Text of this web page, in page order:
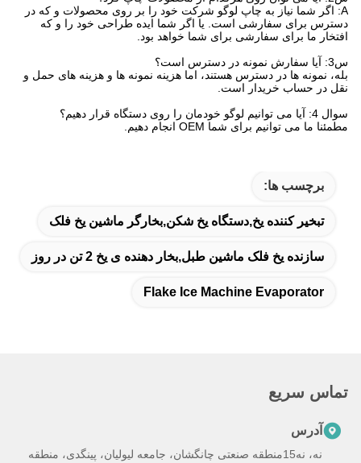
A: اگر شما نیاز به چاپ لوگو شرکت خود را بر روی محصولات و که در
دسترس برای سفارشی است. یا اگر شما ایده طراحی خود را و که
افتخار ما برای سفارشی برای شما خواهد بود.
س3: آیا سفارش نمونه در دسترس است؟
بله، نمونه ها در دسترس هستند، اما هزینه نمونه ها و هزینه های حمل و
نقل در حساب خریدار است.
سوال 4: آیا می توانیم لوگو خودمان را روی دستگاه قرار دهیم؟
مطمئنا ما می توانیم برای شما OEM انجام دهیم.
برچسب ها:
تبخیر کننده یخ,دستگاه یخ شکن,بخارگر ماشین یخ فلک
سازنده یخ فلک ماشین طبل,بخار دهنده ی یخ 2 تن در روز
Flake Ice Machine Evaporator
تماس سریع
آدرس
نه، نه15منطقه صنعتی چانگشان، جامعه لیولیان، پینگدی، منطقه